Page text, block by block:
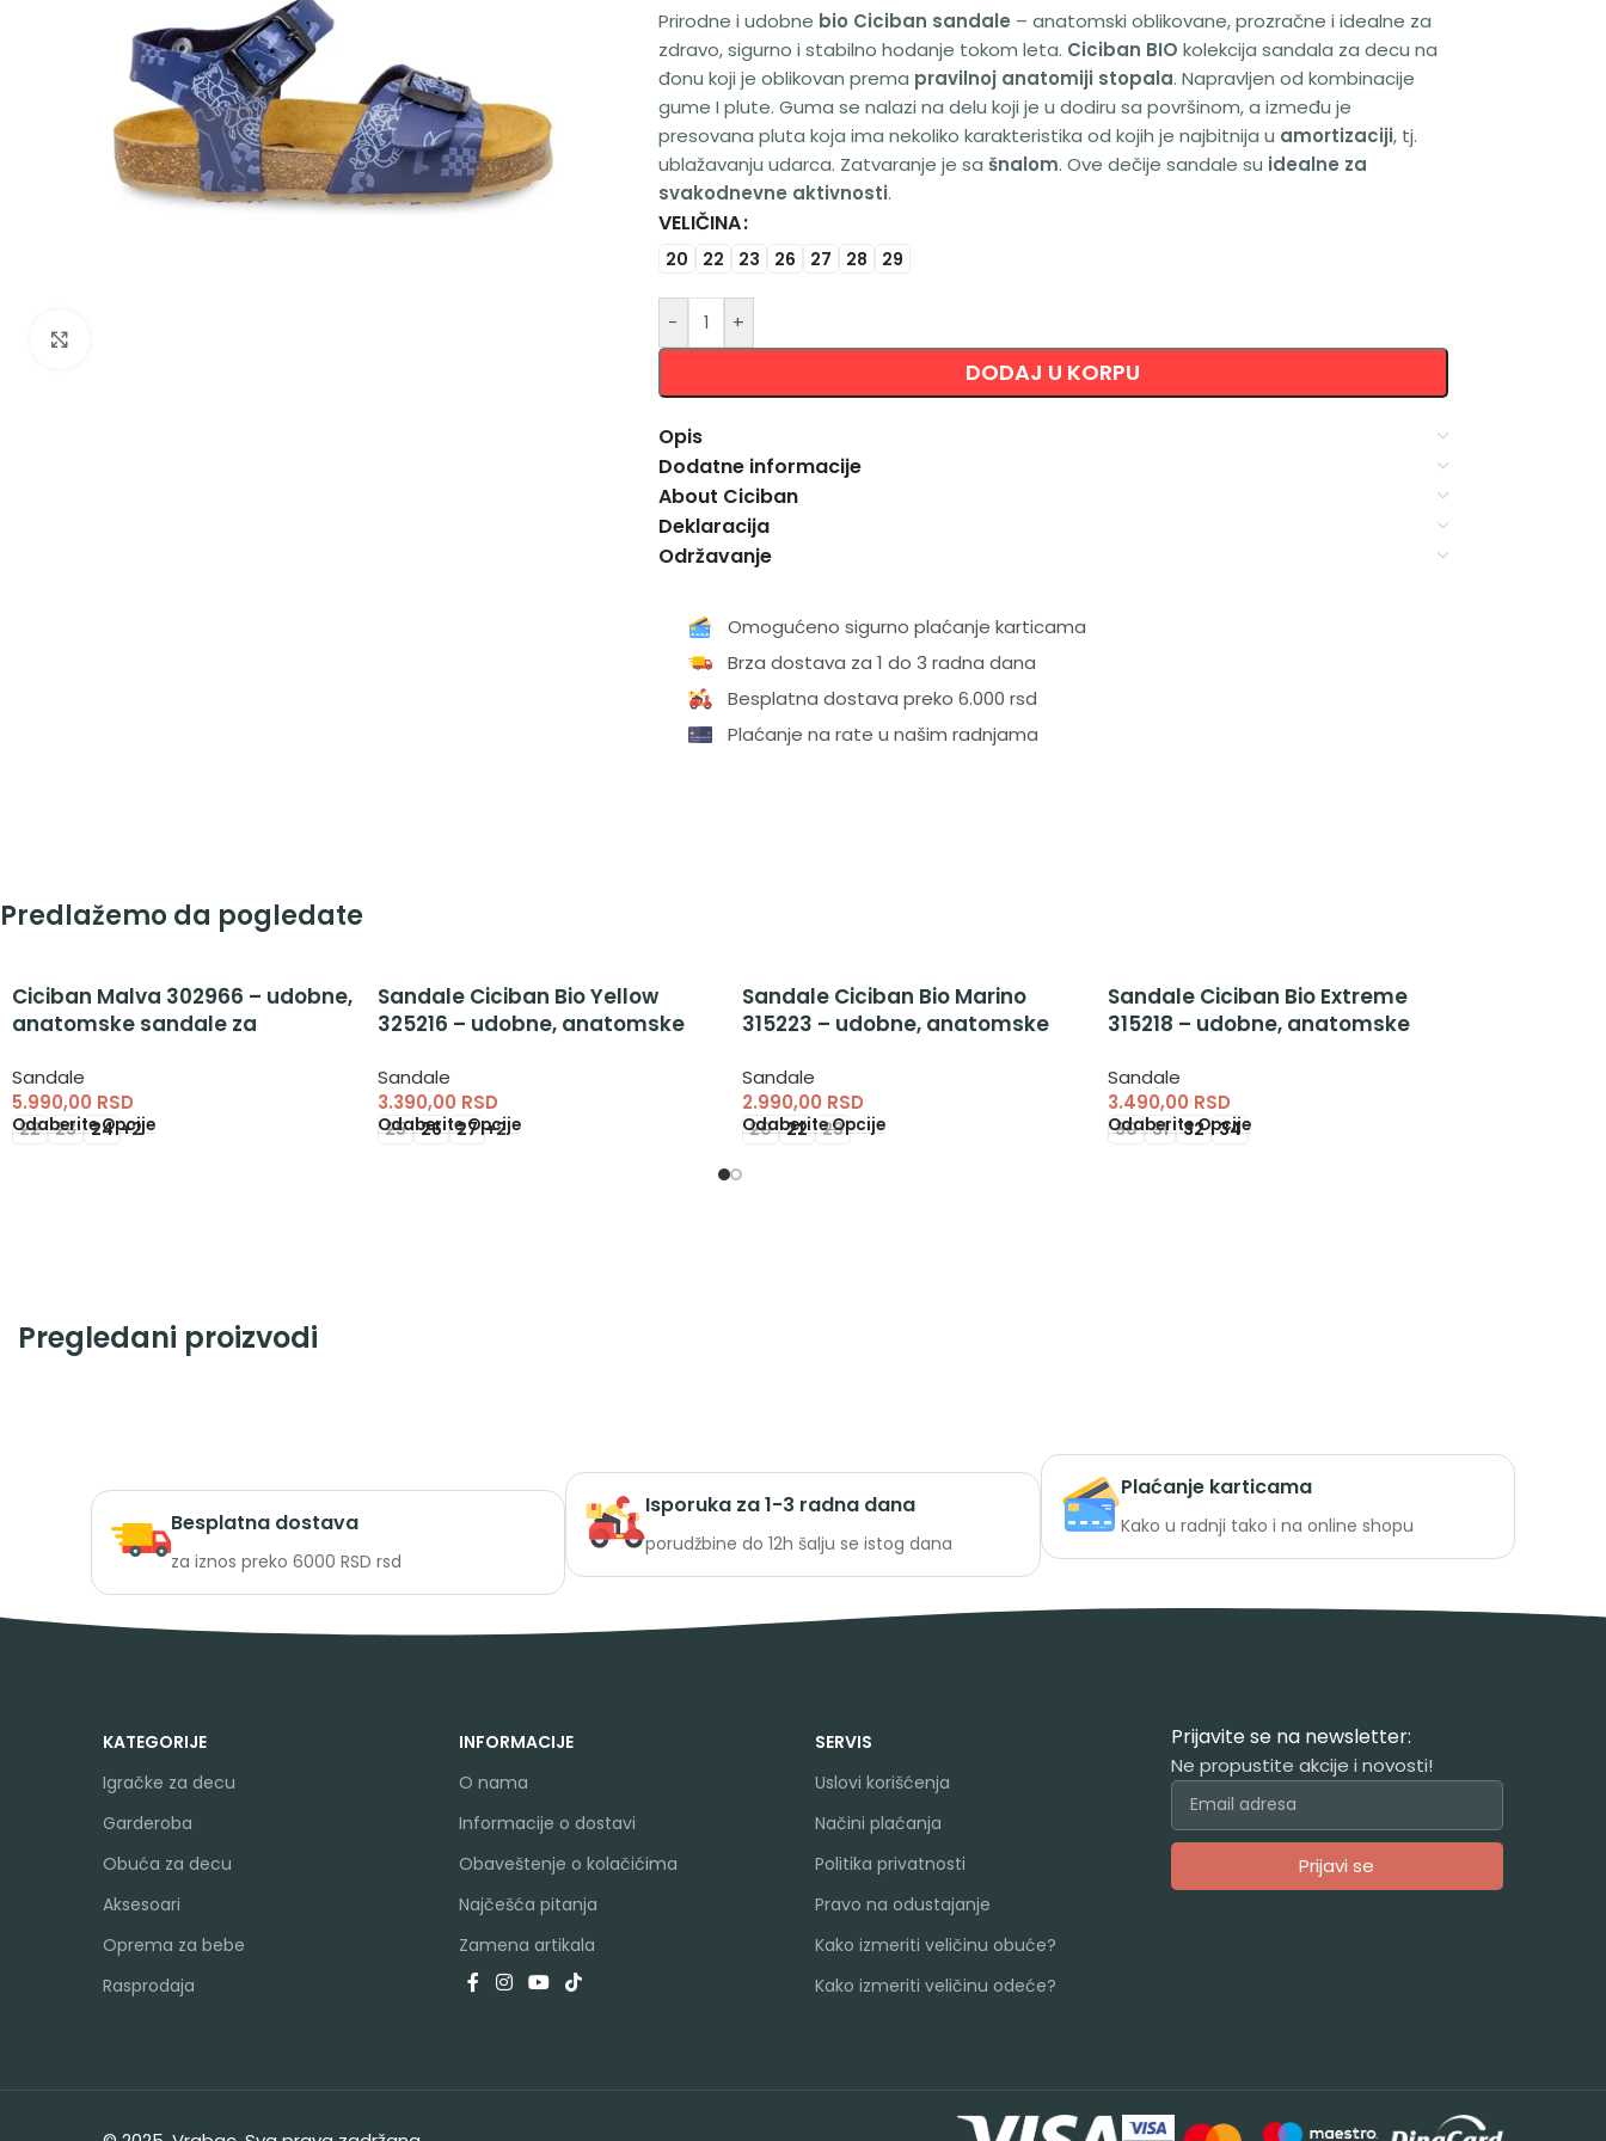
Prirodne i udobne bio Ciciban sandale – anatomski oblikovane, prozračne i idealne za
zdravo, sigurno i stabilno hodanje tokom leta. Ciciban BIO kolekcija sandala za decu na
đonu koji je oblikovan prema pravilnoj anatomiji stopala. Napravljen od kombinacije
gume I plute. Guma se nalazi na delu koji je u dodiru sa površinom, a između je
presovana pluta koja ima nekoliko karakteristika od kojih je najbitnija u amortizaciji, tj.
ublažavanju udarca. Zatvaranje je sa šnalom. Ove dečije sandale su idealne za
svakodnevne aktivnosti.
VELIČINA
20 22 23 26 27 28 29
- +
DODAJ U KORPU
Alternative:
Opis
Dodatne informacije
About Ciciban
Deklaracija
Održavanje
Omogućeno sigurno plaćanje karticama
Brza dostava za 1 do 3 radna dana
Besplatna dostava preko 6.000 rsd
Plaćanje na rate u našim radnjama
Predlažemo da pogledate
Ciciban Malva 302966 – udobne,
anatomske sandale za
Sandale
5.990,00 RSD
Odaberite Opcije
22 23 24 +2
Sandale Ciciban Bio Yellow
325216 – udobne, anatomske
Sandale
3.390,00 RSD
Odaberite Opcije
25 26 27 +2
Sandale Ciciban Bio Marino
315223 – udobne, anatomske
Sandale
2.990,00 RSD
Odaberite Opcije
20 22 23
Sandale Ciciban Bio Extreme
315218 – udobne, anatomske
Sandale
3.490,00 RSD
Odaberite Opcije
30 31 32 34
Pregledani proizvodi
Besplatna dostava
za iznos preko 6000 RSD rsd
Isporuka za 1-3 radna dana
porudžbine do 12h šalju se istog dana
Plaćanje karticama
Kako u radnji tako i na online shopu
KATEGORIJE
Igračke za decu
Garderoba
Obuća za decu
Aksesoari
Oprema za bebe
Rasprodaja
INFORMACIJE
O nama
Informacije o dostavi
Obaveštenje o kolačićima
Najčešća pitanja
Zamena artikala
SERVIS
Uslovi korišćenja
Načini plaćanja
Politika privatnosti
Pravo na odustajanje
Kako izmeriti veličinu obuće?
Kako izmeriti veličinu odeće?
Prijavite se na newsletter:
Ne propustite akcije i novosti!
Prijavi se